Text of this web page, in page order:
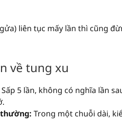
liên tục mấy lần thì cũng
về tung xu
5 lần, không có nghĩa lần
Trong một chuỗi dài,